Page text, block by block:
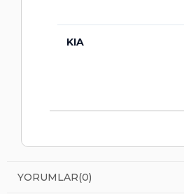
KIA
YORUMLAR(0)